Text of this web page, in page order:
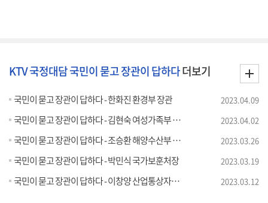
KTV 국정대담 국민이 묻고 장관이 답하다더보기
국민이 묻고 장관이 답하다 - 한화진 환경부 장관 2023.04.09
국민이 묻고 장관이 답하다 - 김현숙 여성가족부 장관 2023.04.02
국민이 묻고 장관이 답하다 - 조승환 해양수산부 장관 2023.03.26
국민이 묻고 장관이 답하다 - 박민식 국가보훈처장 2023.03.19
국민이 묻고 장관이 답하다 - 이창양 산업통상자원부 장관 2023.03.12